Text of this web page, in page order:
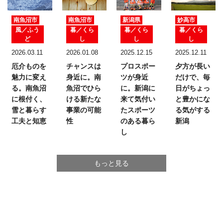
南魚沼市
風／ふう
ど
2026.03.11
厄介ものを
魅力に変え
る。 南魚沼
に根付く、
雪と暮らす
工夫と知恵
南魚沼市
暮／くら
し
2026.01.08
チャンスは
身近に。 南
魚沼でひら
ける新たな
事業の可能
性
新潟県
暮／くら
し
2025.12.15
プロスポー
ツが身近
に。 新潟に
来て気付い
たスポーツ
のある暮ら
し
妙高市
暮／くら
し
2025.12.11
夕方が長い
だけで、 毎
日がちょっ
と豊かにな
る気がする
新潟
もっと見る